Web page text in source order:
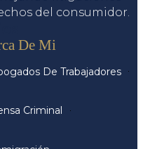
del consumidor.
De Mi
De Trabajadores
Criminal